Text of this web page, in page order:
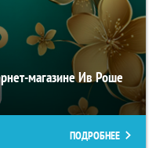
магазине Ив Роше
ПОДРОБНЕЕ